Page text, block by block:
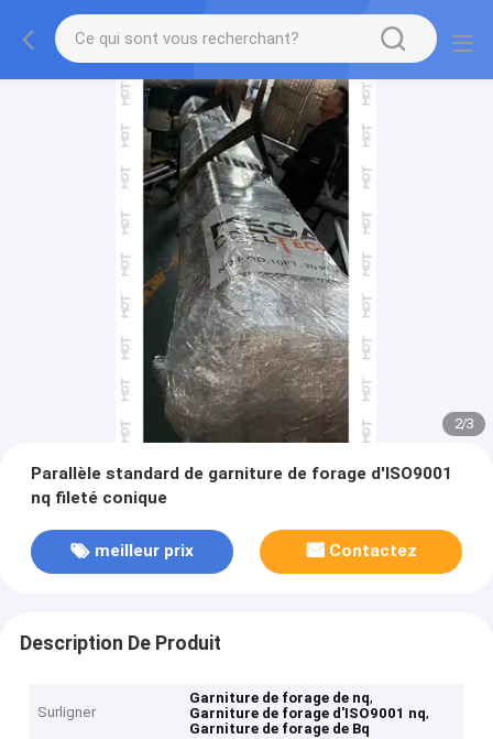
2/3
Parallèle standard de garniture de forage d'ISO9001
nq fileté conique
meilleur prix Contactez
Description De Produit
Surligner
Garniture de forage de nq,
Garniture de forage d'ISO9001 nq,
Garniture de forage de Bq